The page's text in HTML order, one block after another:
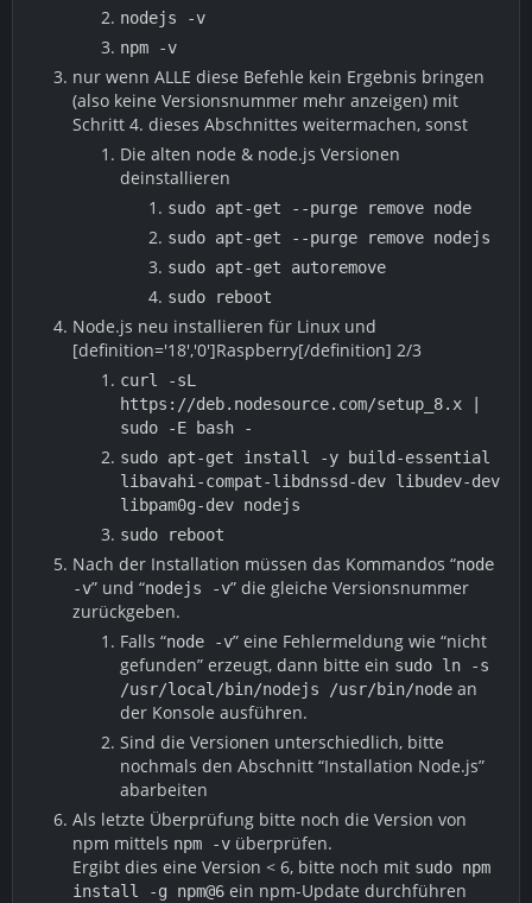
nodejs -v
npm -v
nur wenn ALLE diese Befehle kein Ergebnis bringen
(also keine Versionsnummer mehr anzeigen) mit
Schritt 4. dieses Abschnittes weitermachen, sonst
Die alten node & node.js Versionen
deinstallieren
sudo apt-get --purge remove node
sudo apt-get --purge remove nodejs
sudo apt-get autoremove
sudo reboot
Node.js neu installieren für Linux und
[definition='18','0']Raspberry[/definition] 2/3
curl -sL
https://deb.nodesource.com/setup_8.x |
sudo -E bash -
sudo apt-get install -y build-essential
libavahi-compat-libdnssd-dev libudev-dev
libpam0g-dev nodejs
sudo reboot
Nach der Installation müssen das Kommandos “node
-v” und “nodejs -v” die gleiche Versionsnummer
zurückgeben.
Falls “node -v” eine Fehlermeldung wie “nicht
gefunden” erzeugt, dann bitte ein sudo ln -s
/usr/local/bin/nodejs /usr/bin/node an
der Konsole ausführen.
Sind die Versionen unterschiedlich, bitte
nochmals den Abschnitt “Installation Node.js”
abarbeiten
Als letzte Überprüfung bitte noch die Version von
npm mittels npm -v überprüfen.
Ergibt dies eine Version < 6, bitte noch mit sudo npm
install -g npm@6 ein npm-Update durchführen